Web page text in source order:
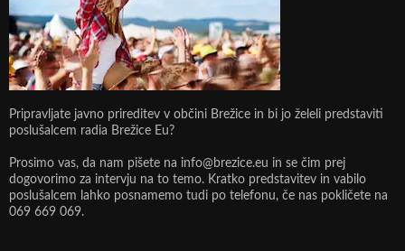
Pripravljate javno prireditev v občini Brežice in bi jo želeli predstaviti
poslušalcem radia Brežice Eu?
Prosimo vas, da nam pišete na info@brezice.eu in se čim prej
dogovorimo za intervju na to temo. Kratko predstavitev in vabilo
poslušalcem lahko posnamemo tudi po telefonu, če nas pokličete na
069 669 069.